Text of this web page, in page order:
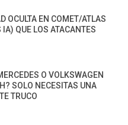
OCULTA EN COMET/ATLAS
IA) QUE LOS ATACANTES
O VOLKSWAGEN
SOLO NECESITAS UNA
TRUCO